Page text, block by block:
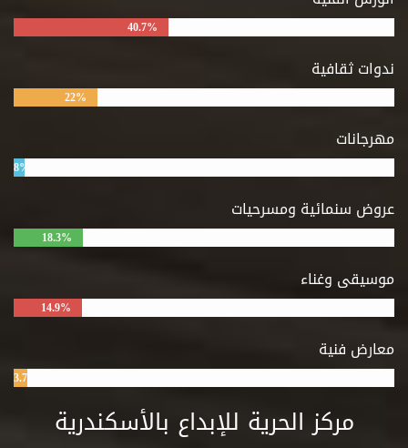
40.7%
ندوات ثقافية
22%
مهرجانات
8%
عروض سنمائية ومسرحيات
18.3%
موسيقى وغناء
14.9%
معارض فنية
3.7%
مركز الحرية للإبداع بالأسكندرية